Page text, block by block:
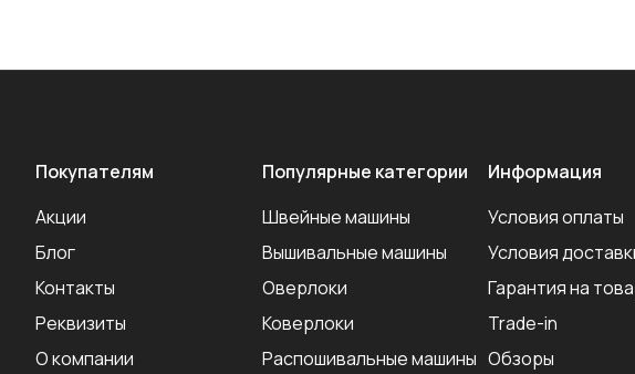
Покупателям
Акции
Блог
Контакты
Реквизиты
О компании
Популярные категории
Швейные машины
Вышивальные машины
Оверлоки
Коверлоки
Распошивальные машины
Информация
Условия оплаты
Условия
Гарантия на
Trade-in
Обзоры